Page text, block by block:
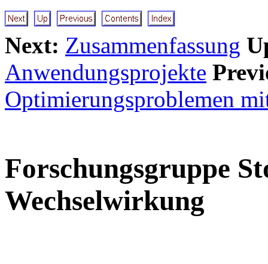
Next: Zusammenfassung
Anwendungsprojekte
Optimierungsproblemen
Forschungsgruppe
Wechselwirkung